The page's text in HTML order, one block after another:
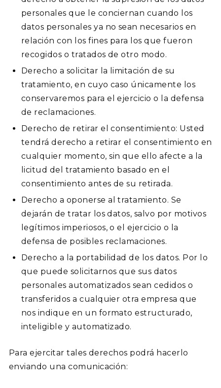
personales que le conciernan cuando los
datos personales ya no sean necesarios en
relación con los fines para los que fueron
recogidos o tratados de otro modo.
Derecho a solicitar la limitación de su
tratamiento, en cuyo caso únicamente los
conservaremos para el ejercicio o la defensa
de reclamaciones.
Derecho de retirar el consentimiento: Usted
tendrá derecho a retirar el consentimiento en
cualquier momento, sin que ello afecte a la
licitud del tratamiento basado en el
consentimiento antes de su retirada.
Derecho a oponerse al tratamiento. Se
dejarán de tratar los datos, salvo por motivos
legítimos imperiosos, o el ejercicio o la
defensa de posibles reclamaciones.
Derecho a la portabilidad de los datos. Por lo
que puede solicitarnos que sus datos
personales automatizados sean cedidos o
transferidos a cualquier otra empresa que
nos indique en un formato estructurado,
inteligible y automatizado.
Para ejercitar tales derechos podrá hacerlo
enviando una comunicación: